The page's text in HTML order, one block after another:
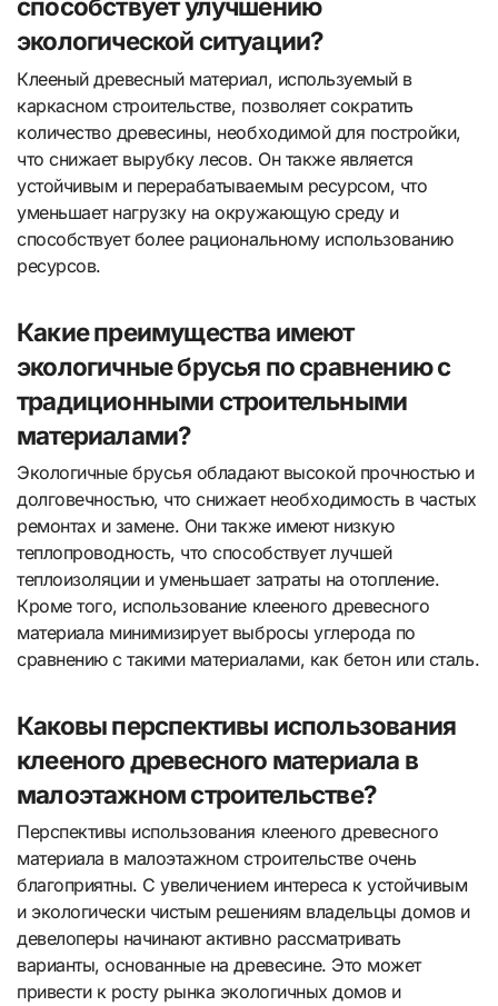
способствует улучшению
экологической ситуации?
Клееный древесный материал, используемый в
каркасном строительстве, позволяет сократить
количество древесины, необходимой для постройки,
что снижает вырубку лесов. Он также является
устойчивым и перерабатываемым ресурсом, что
уменьшает нагрузку на окружающую среду и
способствует более рациональному использованию
ресурсов.
Какие преимущества имеют
экологичные брусья по сравнению с
традиционными строительными
материалами?
Экологичные брусья обладают высокой прочностью и
долговечностью, что снижает необходимость в частых
ремонтах и замене. Они также имеют низкую
теплопроводность, что способствует лучшей
теплоизоляции и уменьшает затраты на отопление.
Кроме того, использование клееного древесного
материала минимизирует выбросы углерода по
сравнению с такими материалами, как бетон или сталь.
Каковы перспективы использования
клееного древесного материала в
малоэтажном строительстве?
Перспективы использования клееного древесного
материала в малоэтажном строительстве очень
благоприятны. С увеличением интереса к устойчивым
и экологически чистым решениям владельцы домов и
девелоперы начинают активно рассматривать
варианты, основанные на древесине. Это может
привести к росту рынка экологичных домов и